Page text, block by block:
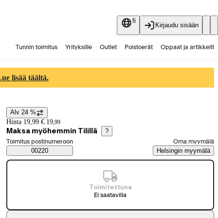
fi
Kirjaudu sisään
Tunnin toimitus Yrityksille Outlet Poistoerät Oppaat ja artikkelit
lisää täältä.
Hintatiedot
Alv 24 %
Hinta 19,99 €. 19,99
Maksa myöhemmin Tilillä ?
Saatavuustiedot
Valitse tilaustapa
Toimitus postinumeroon
00220
Oma myymälä
Helsingin myymälä
Toimitettuna
Ei saatavilla